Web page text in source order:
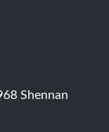
Shennan